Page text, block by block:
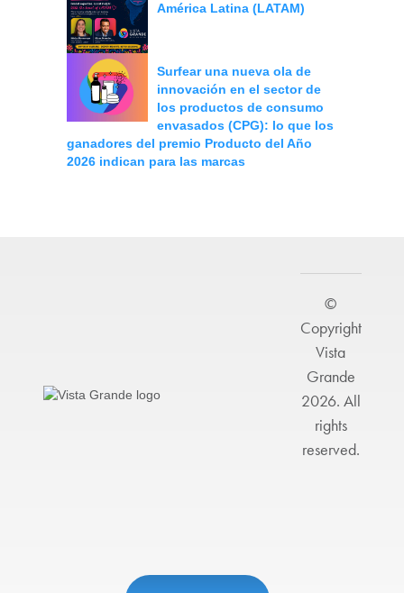
América Latina (LATAM)
Surfear una nueva ola de
innovación en el sector de
los productos de consumo
envasados (CPG): lo que los
ganadores del premio Producto del Año
2026 indican para las marcas
©
Copyright
Vista
Grande
2026. All
rights
reserved.